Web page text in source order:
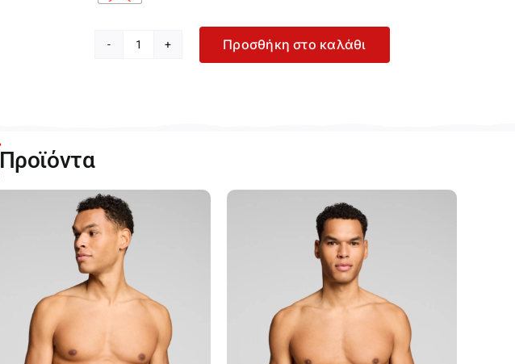
Triumph
Μπανέλα
Προσθήκη στο καλάθι
Προϊόντα